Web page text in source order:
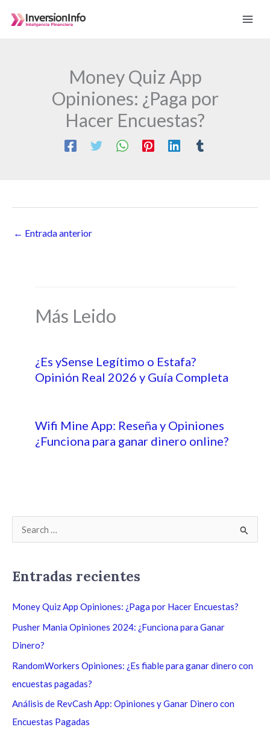
Money Quiz App
Opiniones: ¿Paga por
Hacer Encuestas?
← Entrada anterior
Más Leido
¿Es ySense Legítimo o Estafa?
Opinión Real 2026 y Guía Completa
Wifi Mine App: Reseña y Opiniones
¿Funciona para ganar dinero online?
a
r
p
Entradas recientes
Money Quiz App Opiniones: ¿Paga por Hacer Encuestas?
Pusher Mania Opiniones 2024: ¿Funciona para Ganar
Dinero?
RandomWorkers Opiniones: ¿Es fiable para ganar dinero con
encuestas pagadas?
Análisis de RevCash App: Opiniones y Ganar Dinero con
Encuestas Pagadas